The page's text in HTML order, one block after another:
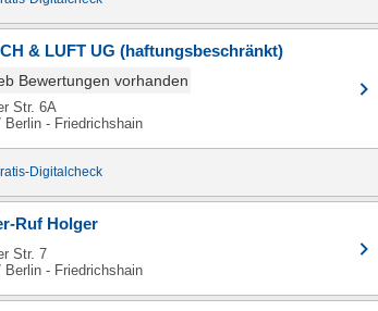
& LUFT UG (haftungsbeschränkt)
Bewertungen vorhanden
Str. 6A
Berlin - Friedrichshain
Digitalcheck
Ruf Holger
Str. 7
Berlin - Friedrichshain